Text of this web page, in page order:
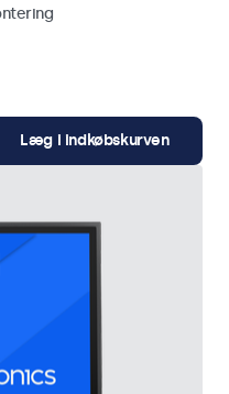
Læg i indkøbskurven